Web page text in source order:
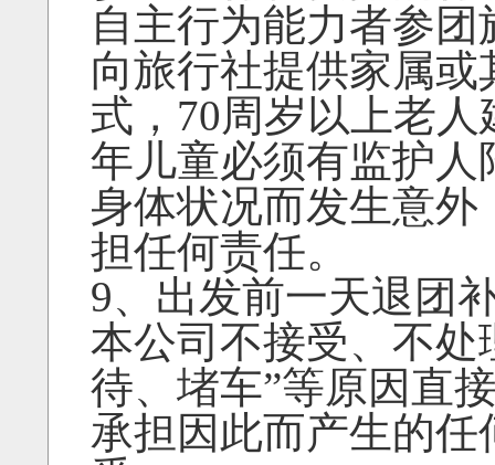
自主行为能力者参
向旅行社提供家属
式，70周岁以上老
年儿童必须有监护
身体状况而发生意
担任何责任。
9、出发前一天退团
本公司不接受、不处
待、堵车”等原因直
承担因此而产生的